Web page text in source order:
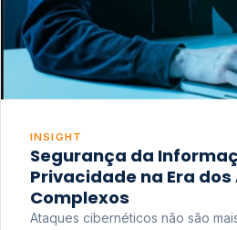
INSIGHT
Segurança da
Privacidade na Era
Complexos
Ataques cibernéticos não são